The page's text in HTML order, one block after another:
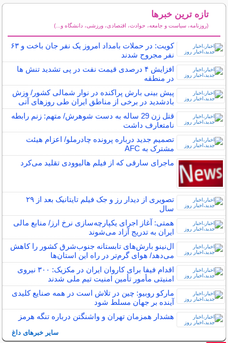
تازه ترین خبرها
(روزنامه، سیاست و جامعه، حوادث، اقتصادی، ورزشی، دانشگاه و...)
کویت: در حملات بامداد امروز یک نفر جان باخت و ۶۳
نفر مجروح شدند
افزایش ۴ درصدی قیمت نفت در پی تشدید تنش ها
در منطقه
پیش بینی بارش پراکنده در نوار شمالی کشور/ وزش
بادشدید در برخی از مناطق ایران طی روزهای آتی
قتل زن 29 ساله به دست شوهرش/ متهم: زنم رابطه
نامتعارف داشت
تصمیم جدید درباره پرونده چادرملو/ اعزام هیئت
مشترک به AFC
ماجرای سارقی که از فیلم هالیوودی تقلید می‌کرد
تصویری از دیدار رز و جک فیلم تایتانیک بعد از ۲۹
سال
همتی: آغاز اجرای یکپارچه‌سازی نرخ ارز/ منابع مالی
ایران به تدریج آزاد می‌شوند
ال‌نینو بارش‌های تابستانه جنوب‌شرق کشور را کاهش
می‌دهد/ هوای گرم‌تر در راه این استان‌ها
اقدام فیفا برای کاروان ایران در مکزیک: ٣٠٠ نیروی
امنیتی مأمور تأمین امنیت تیم ملی شدند
مارکو روبیو: چین در تلاش است در همه صنایع کلیدی
آینده بر جهان مسلط شود
هشدار همزمان تهران و واشنگتن درباره تنگه هرمز
سایر خبرهای داغ